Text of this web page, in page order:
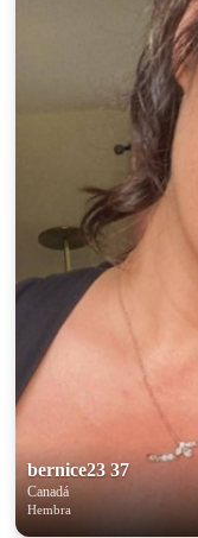
bernice23 37
Canadá
Hembra